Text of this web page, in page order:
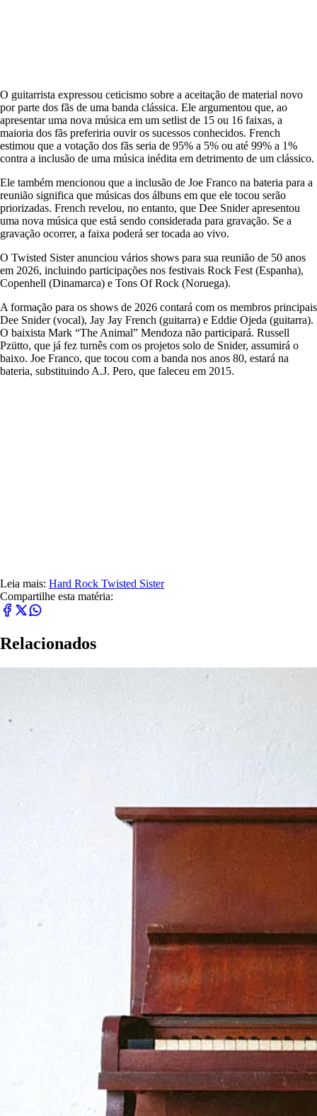
O guitarrista expressou ceticismo sobre a aceitação de material novo
por parte dos fãs de uma banda clássica. Ele argumentou que, ao
apresentar uma nova música em um setlist de 15 ou 16 faixas, a
maioria dos fãs preferiria ouvir os sucessos conhecidos. French
estimou que a votação dos fãs seria de 95% a 5% ou até 99% a 1%
contra a inclusão de uma música inédita em detrimento de um clássico.
Ele também mencionou que a inclusão de Joe Franco na bateria para a
reunião significa que músicas dos álbuns em que ele tocou serão
priorizadas. French revelou, no entanto, que Dee Snider apresentou
uma nova música que está sendo considerada para gravação. Se a
gravação ocorrer, a faixa poderá ser tocada ao vivo.
O Twisted Sister anunciou vários shows para sua reunião de 50 anos
em 2026, incluindo participações nos festivais Rock Fest (Espanha),
Copenhell (Dinamarca) e Tons Of Rock (Noruega).
A formação para os shows de 2026 contará com os membros principais
Dee Snider (vocal), Jay Jay French (guitarra) e Eddie Ojeda (guitarra).
O baixista Mark “The Animal” Mendoza não participará. Russell
Pzütto, que já fez turnês com os projetos solo de Snider, assumirá o
baixo. Joe Franco, que tocou com a banda nos anos 80, estará na
bateria, substituindo A.J. Pero, que faleceu em 2015.
Leia mais: Hard Rock Twisted Sister
Compartilhe esta matéria:
Relacionados